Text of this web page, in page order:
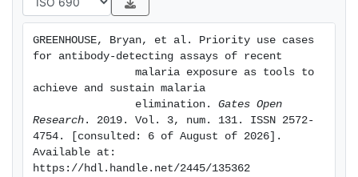
carriers.
GREENHOUSE, Bryan, et al. Priority use cases
for antibody-detecting assays of recent
achieve and sustain malaria
                elimination.
Gates Open
Research . 2019. Vol. 3, num. 131. ISSN 2572-
4754. [consulted: 6 of August of 2026].
Available at:
https://hdl.handle.net/2445/135362